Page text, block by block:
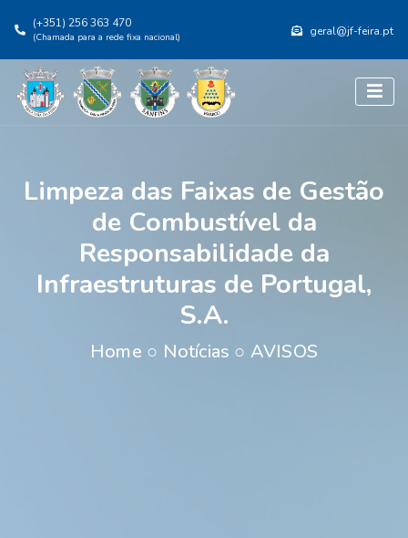
(+351) 256 363 470
(Chamada para a rede fixa nacional) geral@jf-feira.pt
Limpeza das Faixas de Gestão
de Combustível da
Responsabilidade da
Infraestruturas de Portugal,
S.A.
Home ○ Notícias ○ AVISOS